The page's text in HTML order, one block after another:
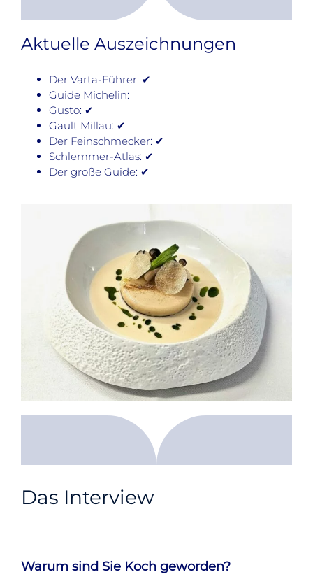
Aktuelle Auszeichnungen
Der Varta-Führer: ✔
Guide Michelin:
Gusto: ✔
Gault Millau: ✔
Der Feinschmecker: ✔
Schlemmer-Atlas: ✔
Der große Guide: ✔
Das Interview
Warum sind Sie Koch geworden?